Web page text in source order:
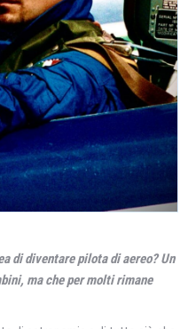
di diventare pilota di aereo? Un
ma che per molti rimane